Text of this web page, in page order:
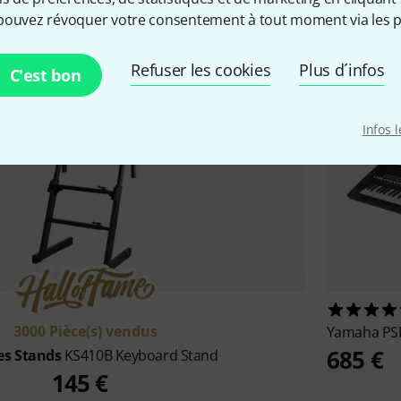
révoquer votre consentement à tout moment via les
C'est bon Refuser les cookies Plus d´infos
Infos
3 777 €
Bench
3000 Pièce(s) vendus
Stands KS410B Keyboard Stand
145 €
Yamaha
685 €